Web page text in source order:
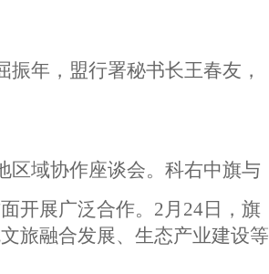
年，盟行署秘书长王春友，
区域协作座谈会。科右中旗与
开展广泛合作。2月24日，旗
旅融合发展、生态产业建设等